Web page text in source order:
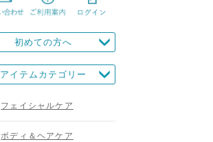
初めての方へ
アイテムカテゴリー
フェイシャルケア
ボディ＆ヘアケア